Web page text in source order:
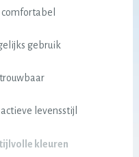
gebruik
levensstijl
kleuren